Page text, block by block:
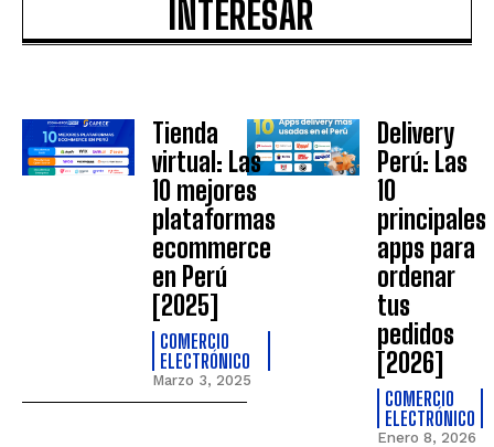
INTERESAR
Tienda
virtual: Las
10 mejores
plataformas
ecommerce
en Perú
[2025]
COMERCIO
ELECTRÓNICO
Marzo 3, 2025
Delivery
Perú: Las
10
principales
apps para
ordenar
tus
pedidos
[2026]
COMERCIO
ELECTRÓNICO
Enero 8, 2026